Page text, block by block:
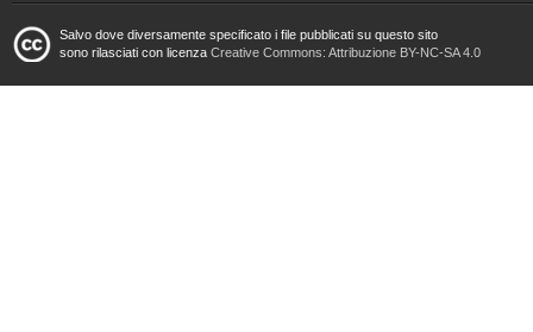
Salvo dove diversamente specificato i file pubblicati su questo sito
sono rilasciati con licenza Creative Commons: Attribuzione BY-NC-SA 4.0